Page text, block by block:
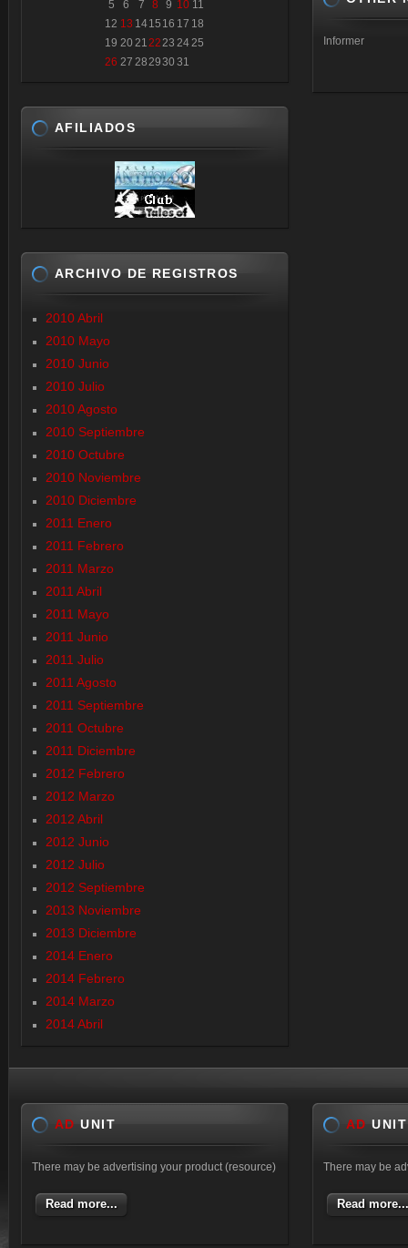
Informer
5
6 7 8 9 10 11
12 13 1415 16 17 18
19 20 212223 2425
26 27 282930 31
AFILIADOS
ARCHIVO DE REGISTROS
2010 Abril
2010 Mayo
2010 Junio
2010 Julio
2010 Agosto
2010 Septiembre
2010 Octubre
2010 Noviembre
2010 Diciembre
2011 Enero
2011 Febrero
2011 Marzo
2011 Abril
2011 Mayo
2011 Junio
2011 Julio
2011 Agosto
2011 Septiembre
2011 Octubre
2011 Diciembre
2012 Febrero
2012 Marzo
2012 Abril
2012 Junio
2012 Julio
2012 Septiembre
2013 Noviembre
2013 Diciembre
2014 Enero
2014 Febrero
2014 Marzo
2014 Abril
AD UNIT
There may be advertising your product (resource)
Read more...
AD UNIT
There may be
Read more...